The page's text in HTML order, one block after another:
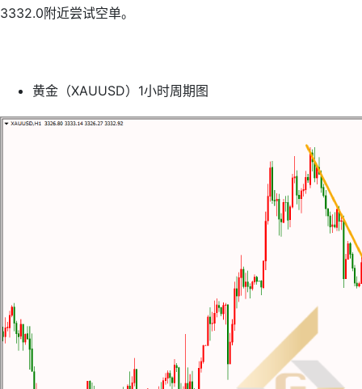
3332.0附近尝试空单。
黄金（XAUUSD）1小时周期图